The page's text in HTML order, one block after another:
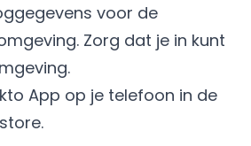
voor de
Zorg dat je in kunt
App op je telefoon in de